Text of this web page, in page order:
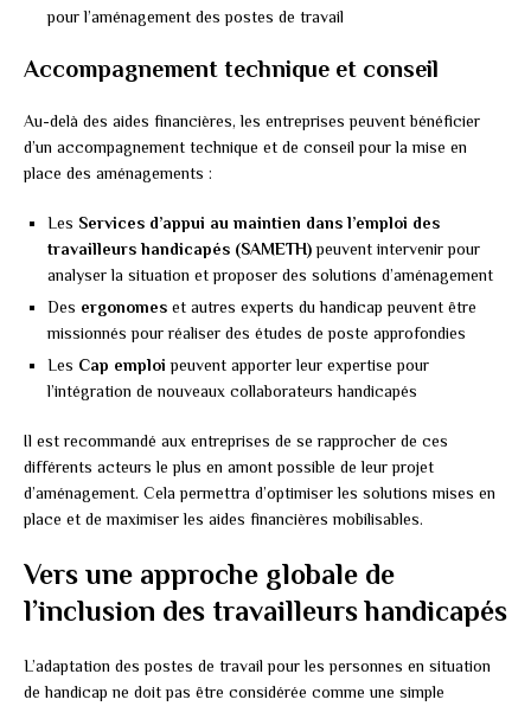
pour l’aménagement des postes de travail
Accompagnement technique et conseil
Au-delà des aides financières, les entreprises peuvent bénéficier
d’un accompagnement technique et de conseil pour la mise en
place des aménagements :
Les Services d’appui au maintien dans l’emploi des
travailleurs handicapés (SAMETH)peuvent intervenir pour
analyser la situation et proposer des solutions d’aménagement
Des ergonomes et autres experts du handicap peuvent être
missionnés pour réaliser des études de poste approfondies
Les Cap emploi peuvent apporter leur expertise pour
l’intégration de nouveaux collaborateurs handicapés
Il est recommandé aux entreprises de se rapprocher de ces
différents acteurs le plus en amont possible de leur projet
d’aménagement. Cela permettra d’optimiser les solutions mises en
place et de maximiser les aides financières mobilisables.
Vers une approche globale de
l’inclusion des travailleurs handicapés
L’adaptation des postes de travail pour les personnes en situation
de handicap ne doit pas être considérée comme une simple